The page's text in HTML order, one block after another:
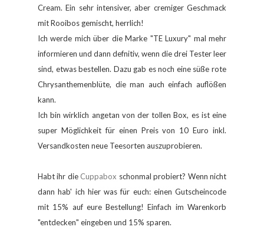
Cream. Ein sehr intensiver, aber cremiger Geschmack
mit Rooibos gemischt, herrlich!
Ich werde mich über die Marke "TE Luxury" mal mehr
informieren und dann defnitiv, wenn die drei Tester leer
sind, etwas bestellen. Dazu gab es noch eine süßerote
Chrysanthemenblüte, die man auch einfach auflößen
kann.
Ich bin wirklich angetan von der tollen Box, es ist eine
super Möglichkeit für einen Preis von 10 Euro inkl.
Versandkosten neue Teesorten auszuprobieren.
Habt ihr die Cuppabox schonmal probiert? Wenn nicht
dann hab' ich hier was für euch:einen Gutscheincode
mit 15% auf eure Bestellung! Einfach im Warenkorb
"entdecken" eingeben und 1 5% sparen.